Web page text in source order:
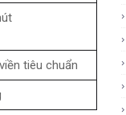
tiêu chuẩn